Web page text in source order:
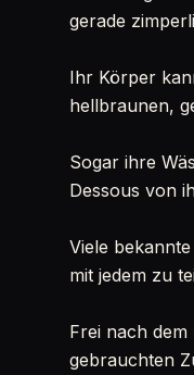
gerade
Ihr Körper
hellbraunen,
Sogar ihre
Dessous von
Viele
mit jedem zu
Frei nach dem
gebrauchten